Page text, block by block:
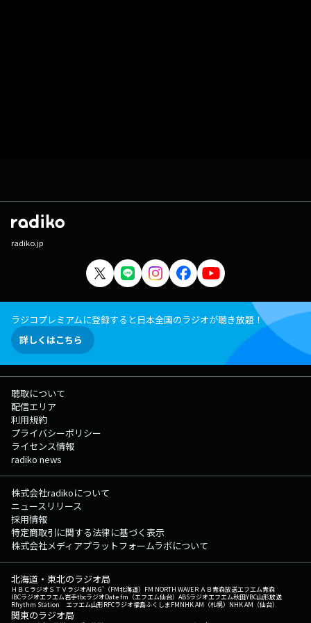
radiko.jp
ラジコプレミアムに登録すると日本全国のラジオが聴き放題！
詳しくはこちら
聴取について
配信エリア
利用規約
プライバシーポリシー
ライセンス情報
radiko news
株式会社radikoについて
ニュースリリース
採用情報
特定商取引に関する法律に基づく表示
株式会社メディアプラットフォームラボについて
北海道・東北のラジオ局
ＨＢＣラジオＳＴＶラジオAIR-G'（FM北海道） FM NORTH WAVEＲＡＢ青森放送エフエム青森
IBCラジオエフエム岩手tbcラジオDate fm（エフエム仙台） ABSラジオエフエム秋田YBC山形放送
Rhythm Station エフエム山形RFCラジオ福島ふくしまFMNHK AM（札幌） NHK AM（仙台）
関東のラジオ局